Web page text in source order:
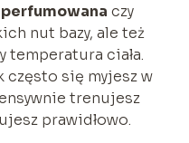
czy
nut bazy, ale też
temperatura ciała.
często się myjesz w
trenujesz
prawidłowo.